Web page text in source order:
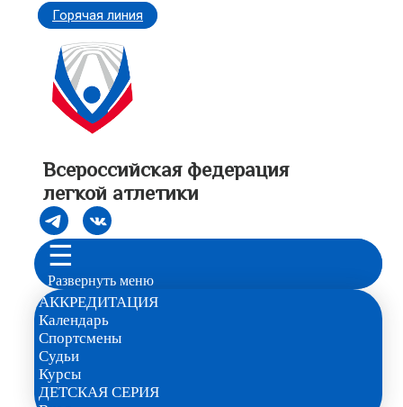
Горячая линия
Всероссийская федерация
легкой атлетики
☰
Развернуть меню
АККРЕДИТАЦИЯ
Календарь
Спортсмены
Судьи
Курсы
ДЕТСКАЯ СЕРИЯ